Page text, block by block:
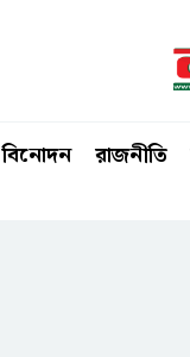
বিনোদন রাজনীতি